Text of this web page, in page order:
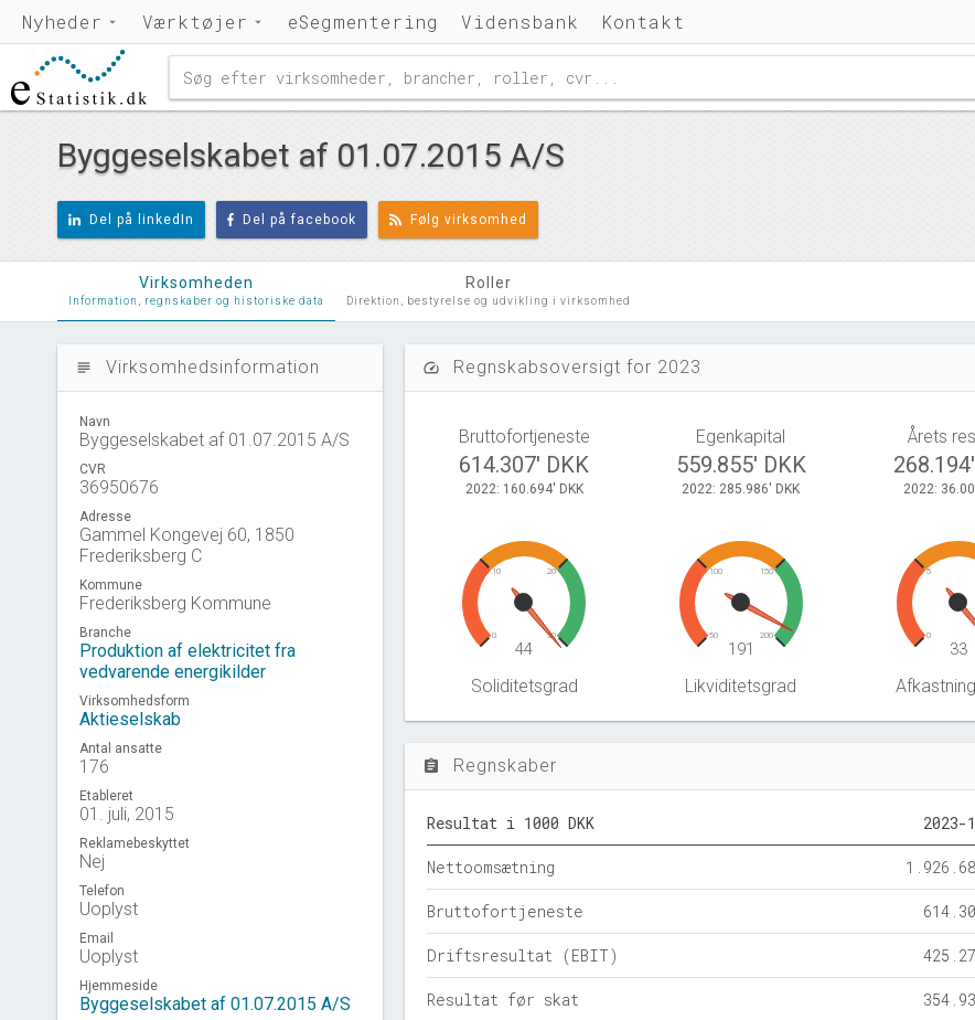
Nyheder Værktøjer eSegmentering Vidensbank Kontakt
Byggeselskabet af 01.07.2015 A/S
Del på linkedIn Del på facebook Følg virksomhed
Virksomheden
Information, regnskaber og historiske data
Roller
Direktion, bestyrelse og udvikling i virksomhed
subject Virksomhedsinformation
Navn
Byggeselskabet af 01.07.2015 A/S
CVR
36950676
Adresse
Gammel Kongevej 60, 1850
Frederiksberg C
Kommune
Frederiksberg Kommune
Branche
Produktion af elektricitet fra
vedvarende energikilder
Virksomhedsform
Aktieselskab
Antal ansatte
176
Etableret
01. juli, 2015
Reklamebeskyttet
Nej
Telefon
Uoplyst
Email
Uoplyst
Hjemmeside
Byggeselskabet af 01.07.2015 A/S
speed Regnskabsoversigt for 2023
Bruttofortjeneste
614.307' DKK
2022: 160.694' DKK
Egenkapital
559.855' DKK
2022: 285.986' DKK
Årets
2022:
0
10 20
30
44
Soliditetsgrad
50
100 150
200
191
Likviditetsgrad
0
5
33
assignment Regnskaber
Resultat i 1000 DKK 2023-
Nettoomsætning
Bruttofortjeneste
Driftsresultat (EBIT)
Resultat før skat